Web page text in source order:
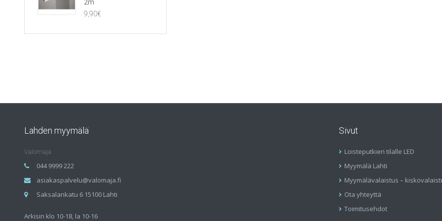
9,90€
Lahden myymälä
Valomaja
044 9999 222
asiakaspalvelu@valomaja.fi
Saksalankatu 6 15100 Lahti
Arkisin klo 10-18, la 10-16
Sivut
Loisteputkien tilalle LED
Myymälä Lahti
Myymälävalaistus –
Ota yhteyttä
Toimitusehdot